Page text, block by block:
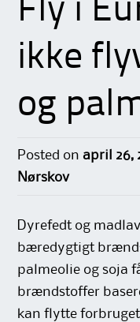
Fly i
ikke
og
Posted on april 26,
Nørskov
Dyrefedt og
bæredygtigt
palmeolie og soja
brændstoffer
kan flytte